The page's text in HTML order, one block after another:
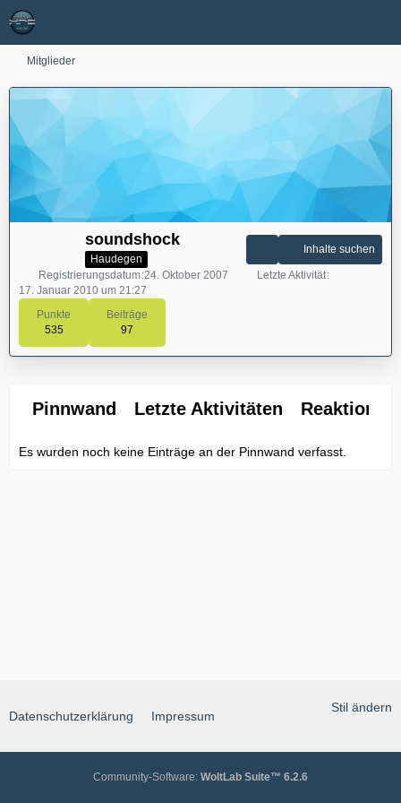
Mitglieder
soundshock
Haudegen
Punkte
535
Beiträge
97
Inhalte suchen
Registrierungsdatum 24. Oktober 2007
Letzte Aktivität
17. Januar 2010 um 21:27
Pinnwand Letzte Aktivitäten Reaktionen
Es wurden noch keine Einträge an der Pinnwand verfasst.
Stil ändern
Datenschutzerklärung Impressum
Community-Software: WoltLab Suite™ 6.2.6